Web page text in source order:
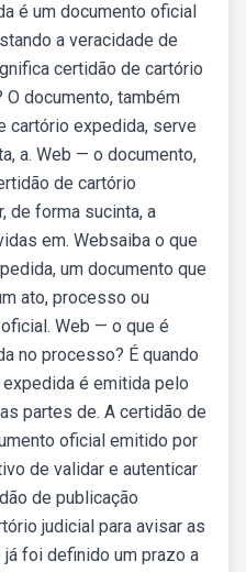
é um documento oficial
a veracidade de
certidão de cartório
documento, também
cartório expedida, serve
a. Web — o documento,
de cartório
de forma sucinta, a
em. Websaiba o que
um documento que
ato, processo ou
Web — o que é
no processo? É quando
é emitida pelo
partes de. A certidão de
oficial emitido por
de validar e autenticar
de publicação
judicial para avisar as
foi definido um prazo a